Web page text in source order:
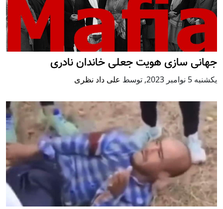
جهانی سازی هویت جعلی خاندان نادری
يكشنبه 5 نوامبر 2023 , توسط علی‌ داد نظری